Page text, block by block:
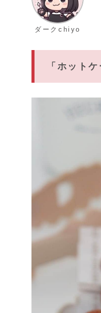
ダークchiyo
「ホット